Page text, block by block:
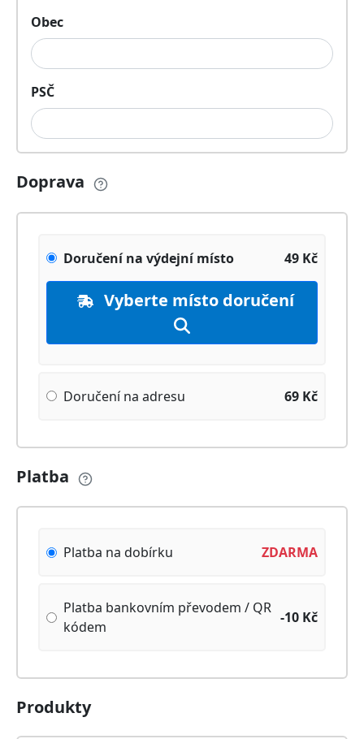
Obec
PSČ
Doprava
Doručení na výdejní místo 49 Kč
Vyberte místo doručení
Doručení na adresu 69 Kč
Platba
Platba na dobírku ZDARMA
Platba bankovním převodem / QR
kódem
-10 Kč
Produkty